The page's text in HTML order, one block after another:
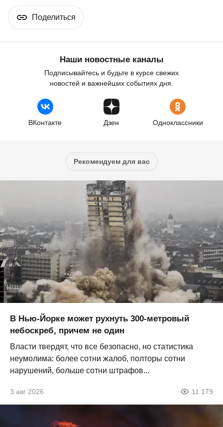
Поделиться
Наши новостные каналы
Подписывайтесь и будьте в курсе свежих
новостей и важнейших событиях дня.
ВКонтакте Дзен Одноклассники
Рекомендуем для вас
В Нью-Йорке может рухнуть 300-метровый
небоскреб, причем не один
Власти твердят, что все безопасно, но статистика
неумолима: более сотни жалоб, полторы сотни
нарушений, больше сотни штрафов...
3 авг 2026 11 179